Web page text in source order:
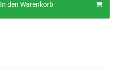
In den Warenkorb